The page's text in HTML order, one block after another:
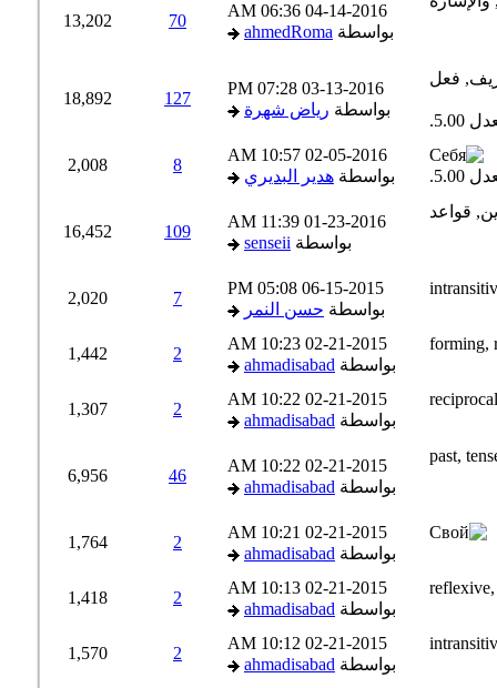
04-14-2016
06:36 AM
بواسطةahmedRoma
70
13,202
03-13-2016
07:28 PM
بواسطةرياض شهرة
127
18,892
02-05-2016
10:57 AM
بواسطةهدير البديري
2,008
01-23-2016
11:39 AM
بواسطةsenseii
109
16,452
06-15-2015
05:08 PM
بواسطةحسن النمر
2,020
02-21-2015
10:23 AM
بواسطةahmadisabad
1,442
02-21-2015
10:22 AM
بواسطةahmadisabad
1,307
02-21-2015
10:22 AM
بواسطةahmadisabad
46
6,956
02-21-2015
10:21 AM
بواسطةahmadisabad
1,764
02-21-2015
10:13 AM
بواسطةahmadisabad
1,418
02-21-2015
10:12 AM
بواسطةahmadisabad
1,570